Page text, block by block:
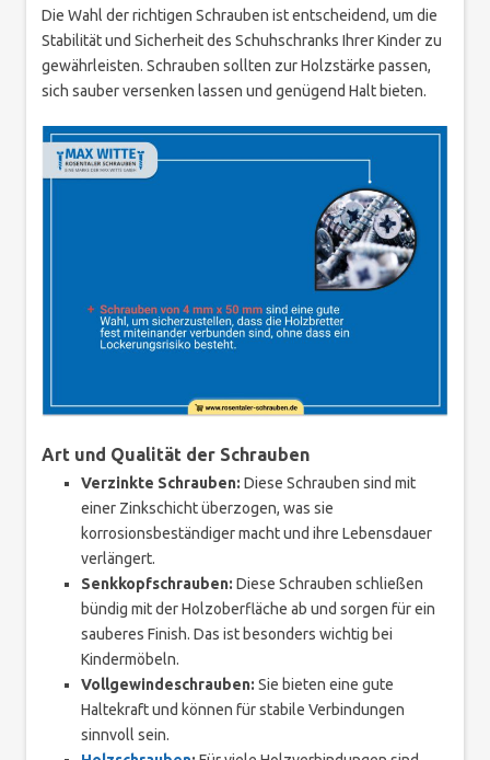
Die Wahl der richtigen Schrauben ist entscheidend, um die
Stabilität und Sicherheit des Schuhschranks Ihrer Kinder zu
gewährleisten. Schrauben sollten zur Holzstärke passen,
sich sauber versenken lassen und genügend Halt bieten.
Art und Qualität der Schrauben
Verzinkte Schrauben: Diese Schrauben sind mit
einer Zinkschicht überzogen, was sie
korrosionsbeständiger macht und ihre Lebensdauer
verlängert.
Senkkopfschrauben: Diese Schrauben schließen
bündig mit der Holzoberfläche ab und sorgen für ein
sauberes Finish. Das ist besonders wichtig bei
Kindermöbeln.
Vollgewindeschrauben: Sie bieten eine gute
Haltekraft und können für stabile Verbindungen
sinnvoll sein.